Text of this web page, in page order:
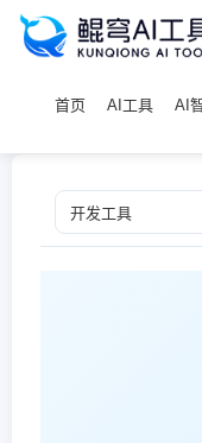
首页 AI工具 AI